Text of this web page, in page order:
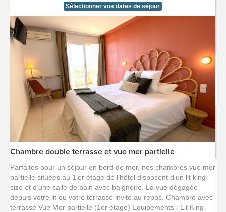
Sélectionner vos dates de séjour
Chambre double terrasse et vue mer partielle
Parfaites pour un séjour en bord de mer, nos chambres vue mer
partielle situées au 1ier étage de l’hôtel disposent d’un lit king-
size et d’une salle de bain avec baignoire. La vue dégagée
depuis votre lit ou votre terrasse invite au repos. Chambre avec
terrasse Vue Mer partielle (1er étage) Equipements : Lit King-